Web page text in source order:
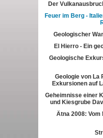
Der
Feuer im Berg -
Geologischer
El Hierro - Ein
Geologische
Geologie von La
Exkursionen auf
Geheimnisse einer
und Kiesgrube
Ätna 2008: Vom